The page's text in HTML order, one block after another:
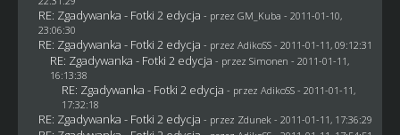
RE: Zgadywanka - Fotki 2 edycja - przez GM_Kuba - 2011-01-10,
23:06:30
RE: Zgadywanka - Fotki 2 edycja - przez AdikoSS - 2011-01-11, 09:12:31
RE: Zgadywanka - Fotki 2 edycja - przez Simonen - 2011-01-11,
16:13:38
RE: Zgadywanka - Fotki 2 edycja - przez AdikoSS - 2011-01-11,
17:32:18
RE: Zgadywanka - Fotki 2 edycja - przez Zdunek - 2011-01-11, 17:36:29